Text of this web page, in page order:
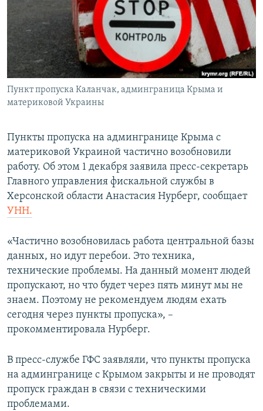
ПОБЕДИТЕЛЕЙ НЕ СУДЯТ?
КРЫМ.НЕПОКОРЕННЫЙ
ELIFBE
УКРАИНСКАЯ ПРОБЛЕМА КРЫМА
ПРИСОЕДИНЯЙТЕСЬ!
Все сайты RFE/RL
Пункт пропуска Каланчак, админграница Крыма и
материковой Украины
Пункты пропуска на админгранице Крыма с
материковой Украиной частично возобновили
работу. Об этом 1 декабря заявила пресс-секретарь
Главного управления фискальной службы в
Херсонской области Анастасия Нурберг, сообщает
УНН.
«Частично возобновилась работа центральной базы
данных, но идут перебои. Это техника,
технические проблемы. На данный момент людей
пропускают, но что будет через пять минут мы не
знаем. Поэтому не рекомендуем людям ехать
сегодня через пункты пропуска», –
прокомментировала Нурберг.
В пресс-службе ГФС заявляли, что пункты пропуска
на админгранице с Крымом закрыты и не проводят
пропуск граждан в связи с техническими
проблемами.